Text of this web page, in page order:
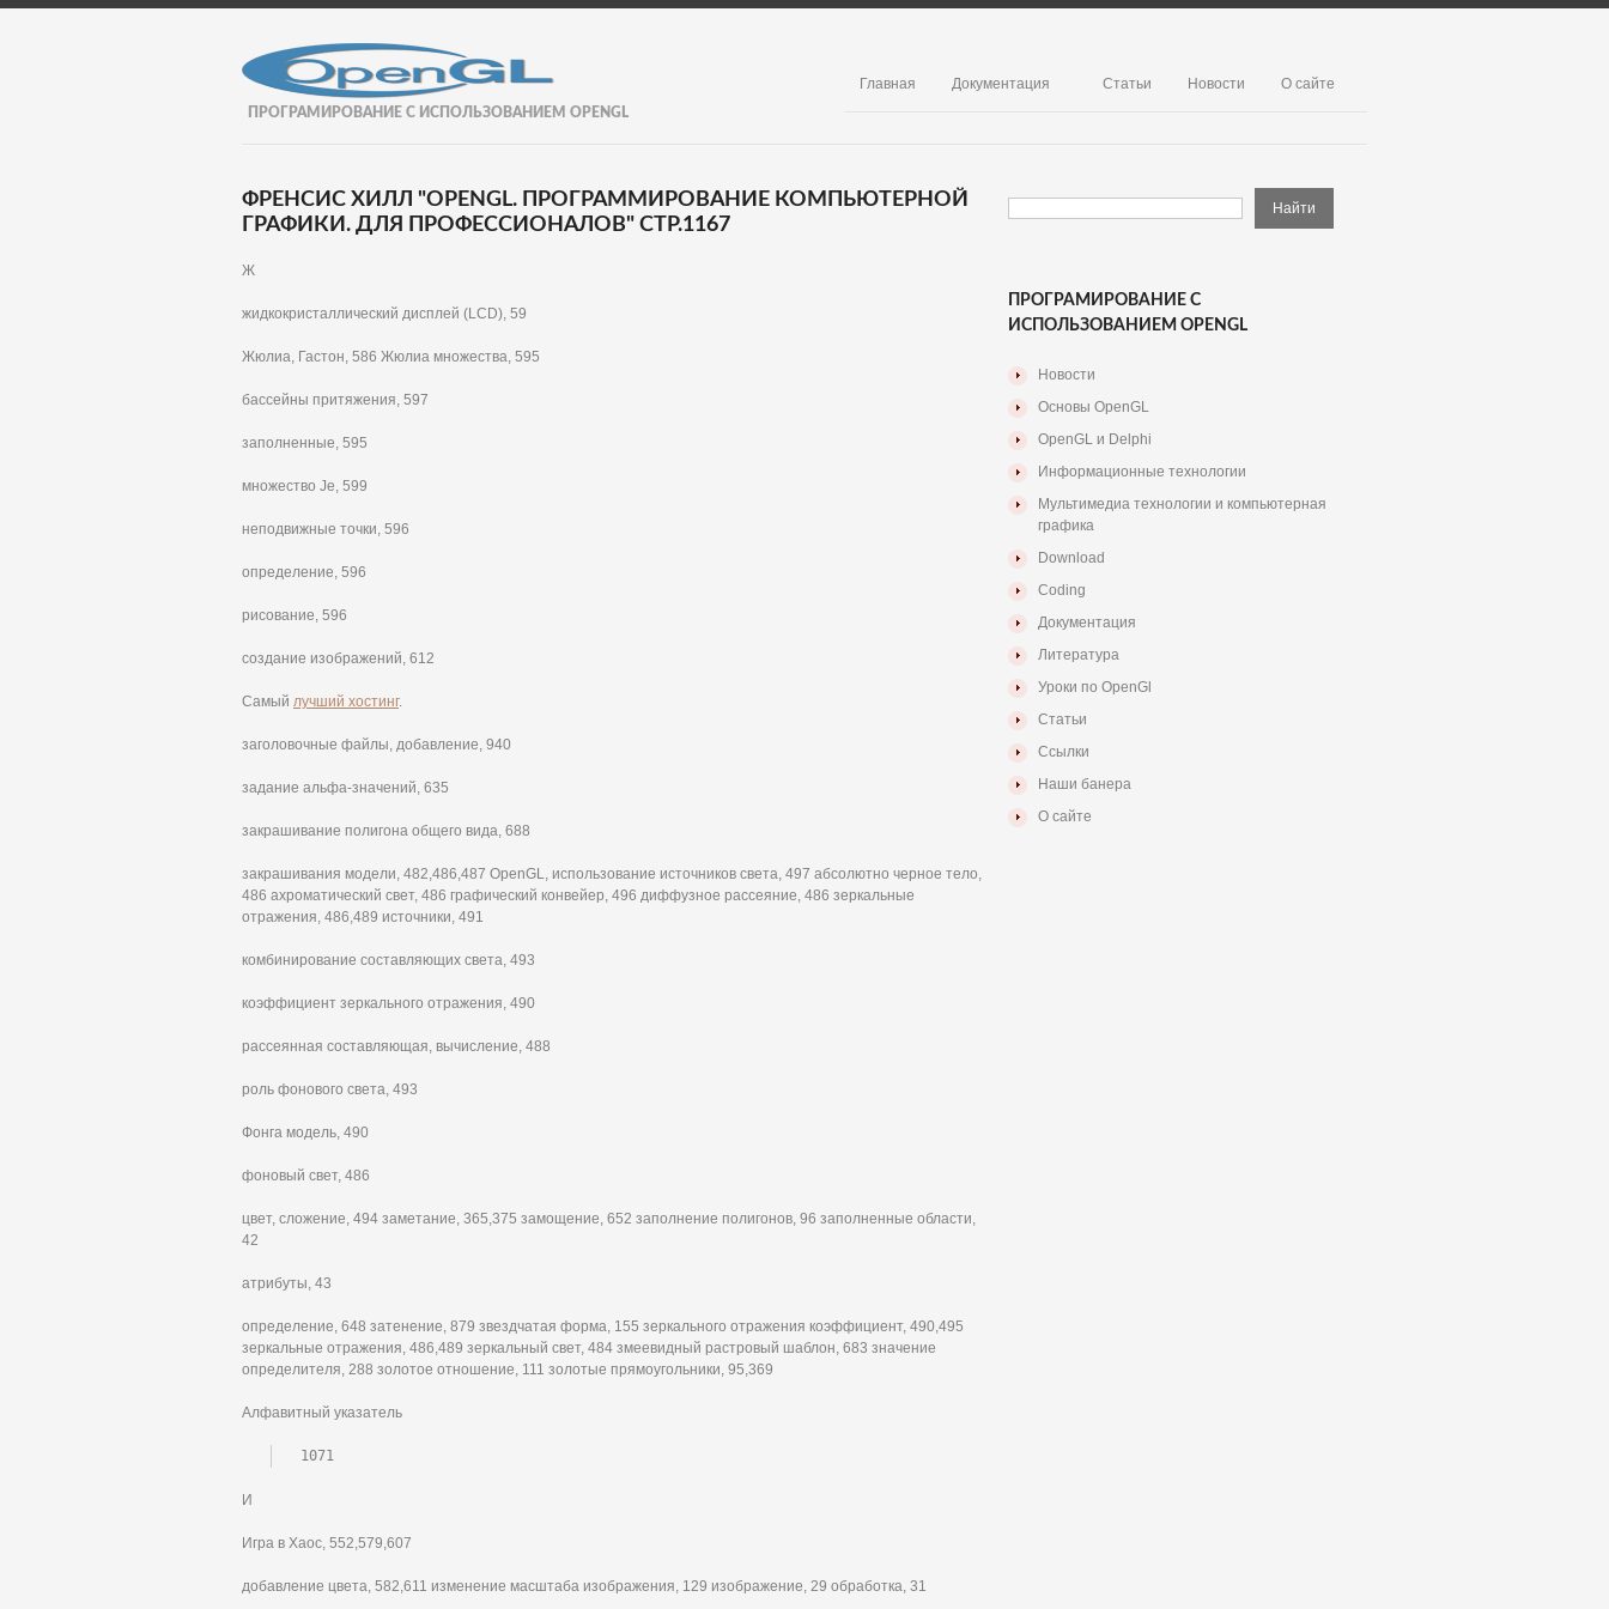
ПРОГРАМИРОВАНИЕ С ИСПОЛЬЗОВАНИЕМ OPENGL
Главная Документация Статьи Новости О сайте
ФРЕНСИС ХИЛЛ "OPENGL. ПРОГРАММИРОВАНИЕ КОМПЬЮТЕРНОЙ
ГРАФИКИ. ДЛЯ ПРОФЕССИОНАЛОВ" СТР.1167
Ж
жидкокристаллический дисплей (LCD), 59
Жюлиа, Гастон, 586 Жюлиа множества, 595
бассейны притяжения, 597
заполненные, 595
множество Je, 599
неподвижные точки, 596
определение, 596
рисование, 596
создание изображений, 612
Самый лучший хостинг.
заголовочные файлы, добавление, 940
задание альфа-значений, 635
закрашивание полигона общего вида, 688
закрашивания модели, 482,486,487 OpenGL, использование источников света, 497 абсолютно черное тело,
486 ахроматический свет, 486 графический конвейер, 496 диффузное рассеяние, 486 зеркальные
отражения, 486,489 источники, 491
комбинирование составляющих света, 493
коэффициент зеркального отражения, 490
рассеянная составляющая, вычисление, 488
роль фонового света, 493
Фонга модель, 490
фоновый свет, 486
цвет, сложение, 494 заметание, 365,375 замощение, 652 заполнение полигонов, 96 заполненные области,
42
атрибуты, 43
определение, 648 затенение, 879 звездчатая форма, 155 зеркального отражения коэффициент, 490,495
зеркальные отражения, 486,489 зеркальный свет, 484 змеевидный растровый шаблон, 683 значение
определителя, 288 золотое отношение, 111 золотые прямоугольники, 95,369
Алфавитный указатель
1071
И
Игра в Хаос, 552,579,607
добавление цвета, 582,611 изменение масштаба изображения, 129 изображение, 29 обработка, 31
ПРОГРАМИРОВАНИЕ С
ИСПОЛЬЗОВАНИЕМ OPENGL
Новости
Основы OpenGL
OpenGL и Delphi
Информационные технологии
Мультимедиа технологии и компьютерная
графика
Download
Coding
Документация
Литература
Уроки по OpenGl
Статьи
Ссылки
Наши банера
О сайте